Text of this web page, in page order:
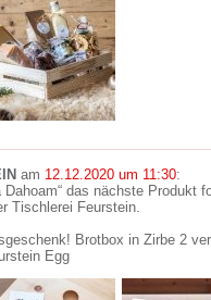
am 12.12.2020 um 11:30:
Dahoam“ das nächste Produkt
Tischlerei Feurstein.
Brotbox in Zirbe 2
Egg